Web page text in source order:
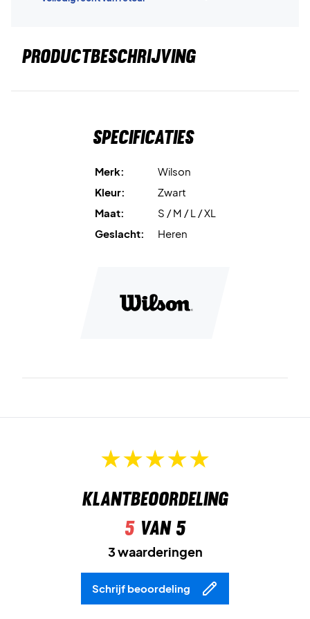
PRODUCTBESCHRIJVING
Specificaties
Merk:
Wilson
Kleur:
Zwart
Maat:
S / M / L / XL
Geslacht:
Heren
Klantbeoordeling
5van 5
3 waarderingen
Schrijf beoordeling